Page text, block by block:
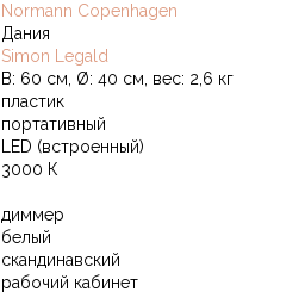
Normann Copenhagen
Дания
Simon Legald
В: 60 см, Ø: 40 см, вес: 2,6 кг
пластик
портативный
LED (встроенный)
3000 К
диммер
белый
скандинавский
рабочий кабинет